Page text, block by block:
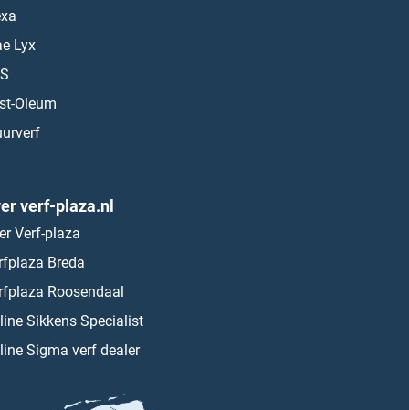
Lyx
Oleum
verf-plaza.nl
Verf-plaza
Breda
Roosendaal
Sikkens Specialist
Sigma verf dealer